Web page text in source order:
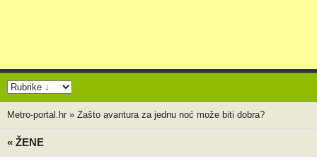
Metro-portal.hr » Zašto avantura za jednu noć može biti dobra?
« ŽENE